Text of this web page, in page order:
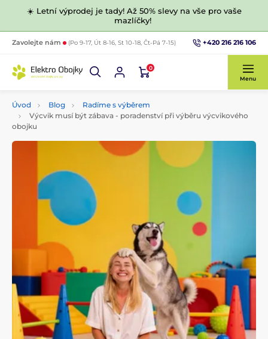
☀️ Letní výprodej je tady! Až 50% slevy na vše pro vaše
mazlíčky!
Zavolejte nám (Po 9-17, Út 8-16, St 10-18, Čt-Pá 7-15) +420 216 216 106
0
Menu
Úvod Blog
Radíme s výběrem
Výcvik musí být zábava - poradenství při výběru výcvikového
obojku